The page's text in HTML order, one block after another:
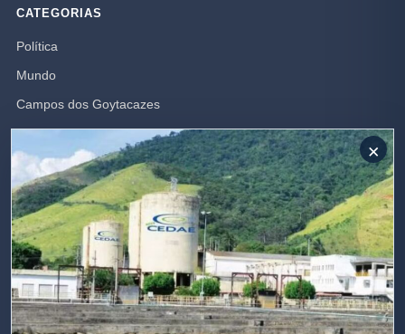
CATEGORIAS
Política
Mundo
Campos dos Goytacazes
Brasil
Opinião
Polícia
Rio de Janeiro
SIGA-NOS
×